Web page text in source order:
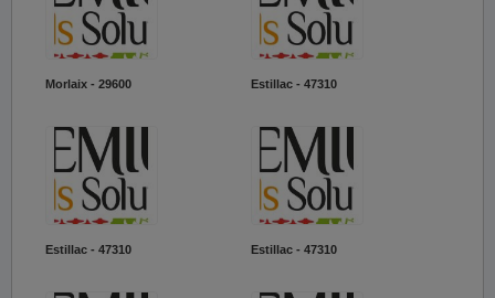
Morlaix - 29600 Estillac - 47310
Estillac - 47310 Estillac - 47310